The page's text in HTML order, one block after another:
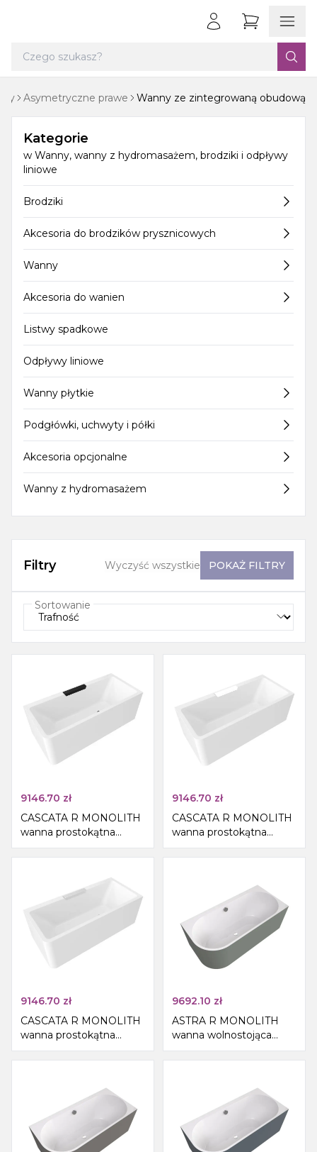
Asymetryczne prawe Wanny ze zintegrowaną obudową
Kategorie
w Wanny, wanny z hydromasażem, brodziki i odpływy
liniowe
Brodziki
Akcesoria do brodzików prysznicowych
Wanny
Akcesoria do wanien
Listwy spadkowe
Odpływy liniowe
Wanny płytkie
Podgłówki, uchwyty i półki
Akcesoria opcjonalne
Wanny z hydromasażem
Filtry Wyczyść wszystkie POKAŻ FILTRY
Sortowanie
9146.70 zł
CASCATA R MONOLITH
wanna prostokątna
180x80x60cm, kaskada
czarna
9146.70 zł
CASCATA R MONOLITH
wanna prostokątna
180x80x60cm, kaskada
biała
9146.70 zł
CASCATA R MONOLITH
wanna prostokątna
180x80x60, kaskada ze
stali nierdzewnej
9692.10 zł
ASTRA R MONOLITH
wanna wolnostojąca
przyścienna
160x75x60cm,